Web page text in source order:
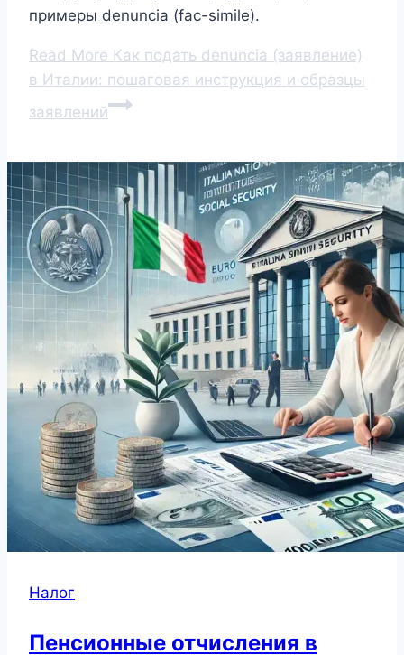
примеры denuncia (fac-simile).
Read More Как подать denuncia (заявление)
в Италии: пошаговая инструкция и образцы
заявлений
Налог
Пенсионные отчисления в